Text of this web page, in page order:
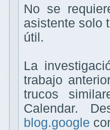
No se
asistente solo
útil.
La
trabajo
trucos
Calendar.
blog.google